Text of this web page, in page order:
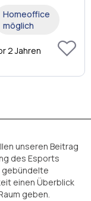
Homeoffice
möglich
2 Jahren
unseren Beitrag
des Esports
gebündelte
einen Überblick
geben.